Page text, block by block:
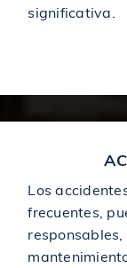
significativa.
Los
frecuentes,
$1,800,000
$2,000,000